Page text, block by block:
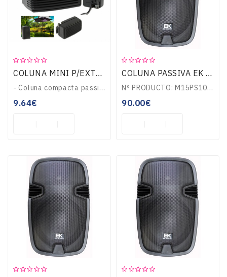
COLUNA MINI P/EXTERIOR 45573
- Coluna compacta passiva p/ exterior- Potência máxima: 5W, impedância: 8 Ohms- Inclui suporte de instalação ajustável- Coluna compacta e robusta em ABS Preto- ..
9.64€
COLUNA PASSIVA EK AUDIO DE 10 120W M15PS10
Nº PRODUCTO: M15PS10M15PS10Potencia: RMS: 120 W.Altavoz 10”, dos vías. 8 Ohm.Conexiones: 2 x Speakon.Medidas: 360 mm x 545 mm x 295 mm.Peso: 6 Kgs...
90.00€